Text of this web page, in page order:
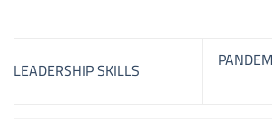
LEADERSHIP SKILLS